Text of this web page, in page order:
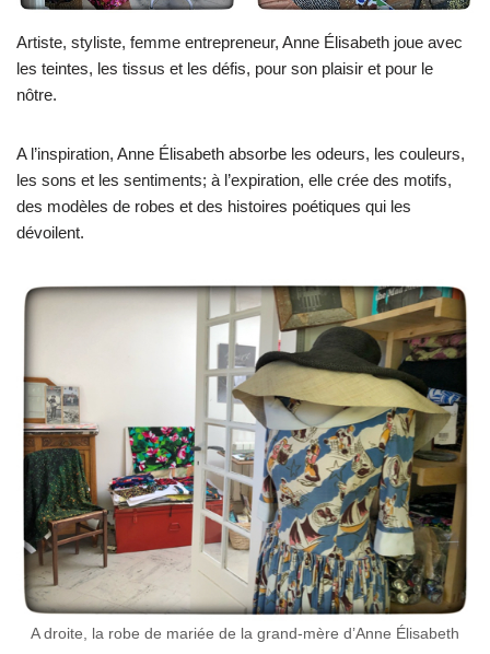
Artiste, styliste, femme entrepreneur, Anne Élisabeth joue avec
les teintes, les tissus et les défis, pour son plaisir et pour le
nôtre.
A l’inspiration, Anne Élisabeth absorbe les odeurs, les couleurs,
les sons et les sentiments; à l’expiration, elle crée des motifs,
des modèles de robes et des histoires poétiques qui les
dévoilent.
A droite, la robe de mariée de la grand-mère d’Anne Élisabeth